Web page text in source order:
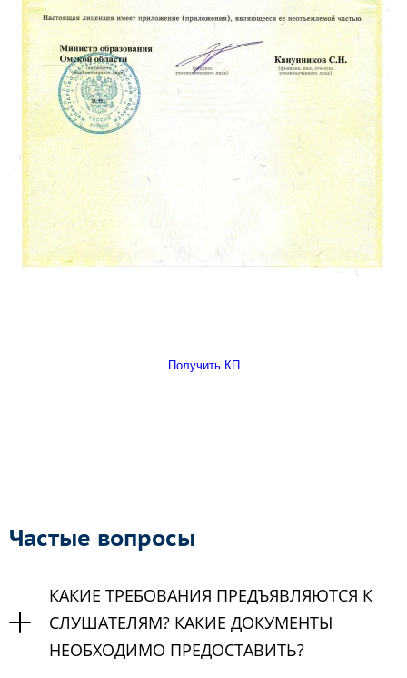
Получить КП
Частые вопросы
КАКИЕ ТРЕБОВАНИЯ ПРЕДЪЯВЛЯЮТСЯ К
СЛУШАТЕЛЯМ? КАКИЕ ДОКУМЕНТЫ
НЕОБХОДИМО ПРЕДОСТАВИТЬ?